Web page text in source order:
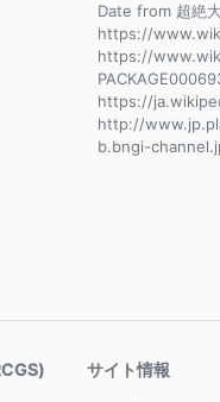
Date from 超絶
https://
https://
https://
http://
b.bngi-
サイト情報